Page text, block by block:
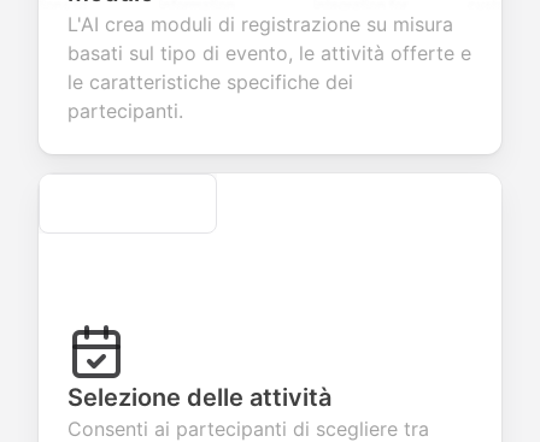
valuable
about
products or
information
fields for
seamless
account
creation.
smooth e-
commerce
transactions.
screening
questions for
efficient
L'AI crea moduli di registrazione su misura
basati sul tipo di evento, le attività offerte e
le caratteristiche specifiche dei
partecipanti.
Secure
Selezione delle attività
Consenti ai partecipanti di scegliere tra